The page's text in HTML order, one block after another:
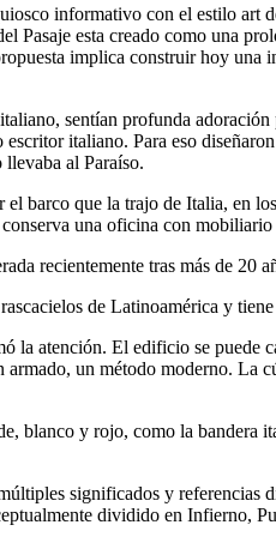
informativo con el estilo art
Pasaje esta creado como una
implica construir hoy una
sentían profunda
italiano. Para eso
al Paraíso.
el barco que la trajo de Italia, en
una oficina con
recientemente tras más de
de Latinoamérica y
la atención. El edificio se puede
un método moderno. La
blanco y rojo, como la bandera
significados y
dividido en Infierno,